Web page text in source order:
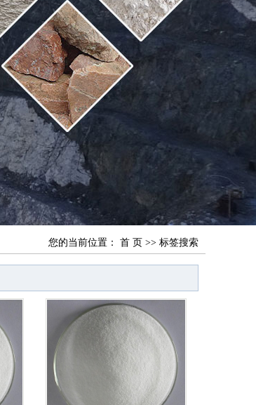
您的当前位置： 首 页 >> 标签搜索